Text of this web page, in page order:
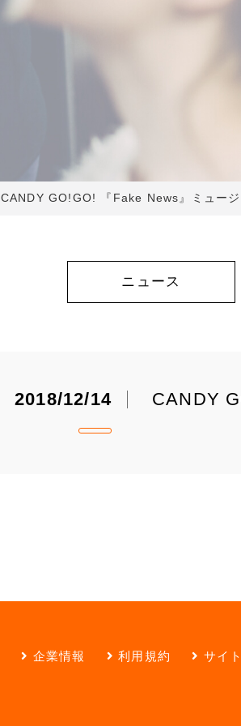
CANDY GO!GO! 『Fake News』ミュージ
ニュース
2018/12/14 CANDY
企業情報 利用規約 サイ